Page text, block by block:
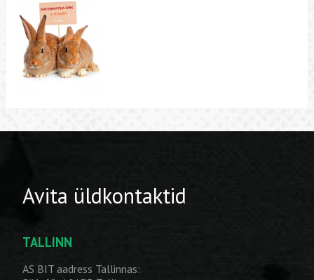
Avita üldkontaktid
TALLINN
AS BIT aadress Tallinnas: